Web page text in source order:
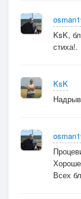
KsK,
стиха!.
KsK
Всех